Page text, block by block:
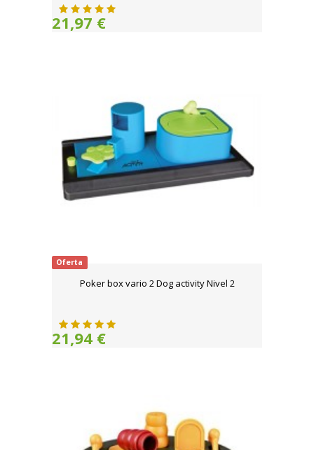
21,97 €
Oferta
Poker box vario 2 Dog activity Nivel 2
21,94 €